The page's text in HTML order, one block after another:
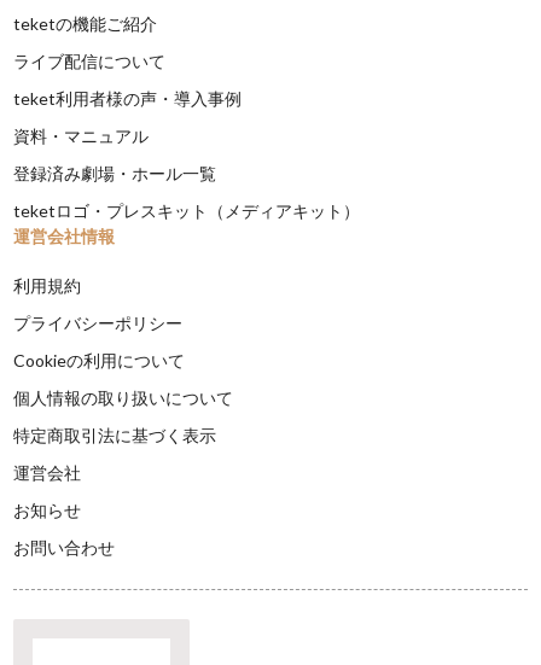
teketの機能ご紹介
ライブ配信について
teket利用者様の声・導入事例
資料・マニュアル
登録済み劇場・ホール一覧
teketロゴ・プレスキット（メディアキット）
運営会社情報
利用規約
プライバシーポリシー
Cookieの利用について
個人情報の取り扱いについて
特定商取引法に基づく表示
運営会社
お知らせ
お問い合わせ